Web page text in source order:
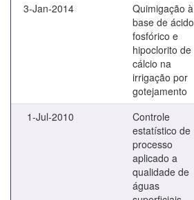
3-Jan-2014
Quimigação à
base de ácido
fosfórico e
hipoclorito de
cálcio na
irrigação por
gotejamento
1-Jul-2010
Controle
estatístico de
processo
aplicado a
qualidade de
águas